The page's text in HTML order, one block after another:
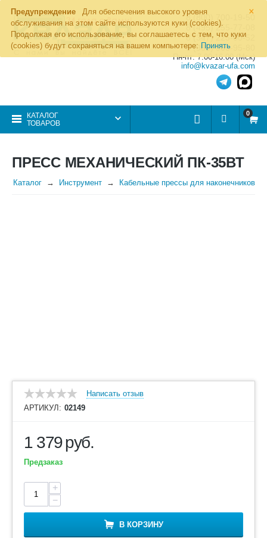
×
Предупреждение
Для обеспечения высокого уровня
обслуживания на этом сайте используются куки (cookies).
Продолжая его использование, вы соглашаетесь с тем, что куки
(cookies) будут сохраняться на вашем компьютере: Принять
8 (800) 700-19-50
8 (495) 255-77-08
8 (347) 225-00-52
8 (986) 963-95-80
Пн-пт: 7.00-16.00 (Мск)
info@kvazar-ufa.com
КАТАЛОГ
ТОВАРОВ
0
ПРЕСС МЕХАНИЧЕСКИЙ ПК-35ВТ
Каталог Инструмент Кабельные прессы для наконечников
Написать отзыв
АРТИКУЛ: 02149
1 379руб.
Предзаказ
+
−
В КОРЗИНУ